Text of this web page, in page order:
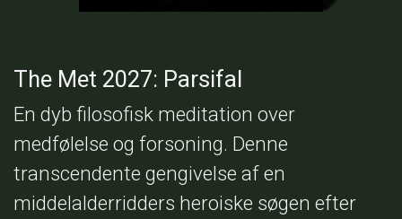
The Met 2027: Parsifal
En dyb filosofisk meditation over
medfølelse og forsoning. Denne
transcendente gengivelse af en
middelalderridders heroiske søgen efter